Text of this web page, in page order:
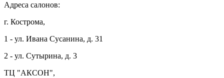
Адреса салонов:
г. Кострома,
1 - ул. Ивана Сусанина, д. 31
2 - ул. Сутырина, д. 3
ТЦ "АКСОН",